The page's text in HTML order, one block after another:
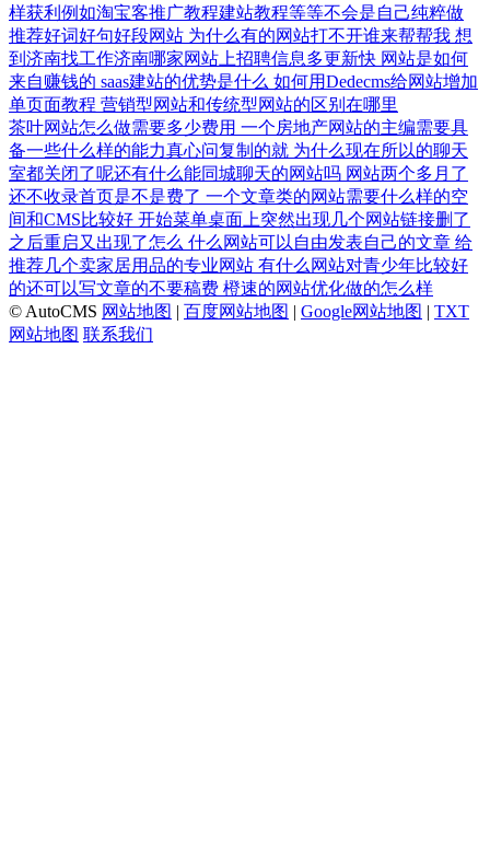
样获利例如淘宝客推广教程建站教程等等不会是自己纯粹做
推荐好词好句好段网站 为什么有的网站打不开谁来帮帮我 想
到济南找工作济南哪家网站上招聘信息多更新快 网站是如何
来自赚钱的 saas建站的优势是什么 如何用Dedecms给网站增加
单页面教程 营销型网站和传统型网站的区别在哪里
茶叶网站怎么做需要多少费用 一个房地产网站的主编需要具
备一些什么样的能力真心问复制的就 为什么现在所以的聊天
室都关闭了呢还有什么能同城聊天的网站吗 网站两个多月了
还不收录首页是不是费了 一个文章类的网站需要什么样的空
间和CMS比较好 开始菜单桌面上突然出现几个网站链接删了
之后重启又出现了怎么 什么网站可以自由发表自己的文章 给
推荐几个卖家居用品的专业网站 有什么网站对青少年比较好
的还可以写文章的不要稿费 橙速的网站优化做的怎么样
© AutoCMS 网站地图 | 百度网站地图 | Google网站地图 | TXT
网站地图 联系我们